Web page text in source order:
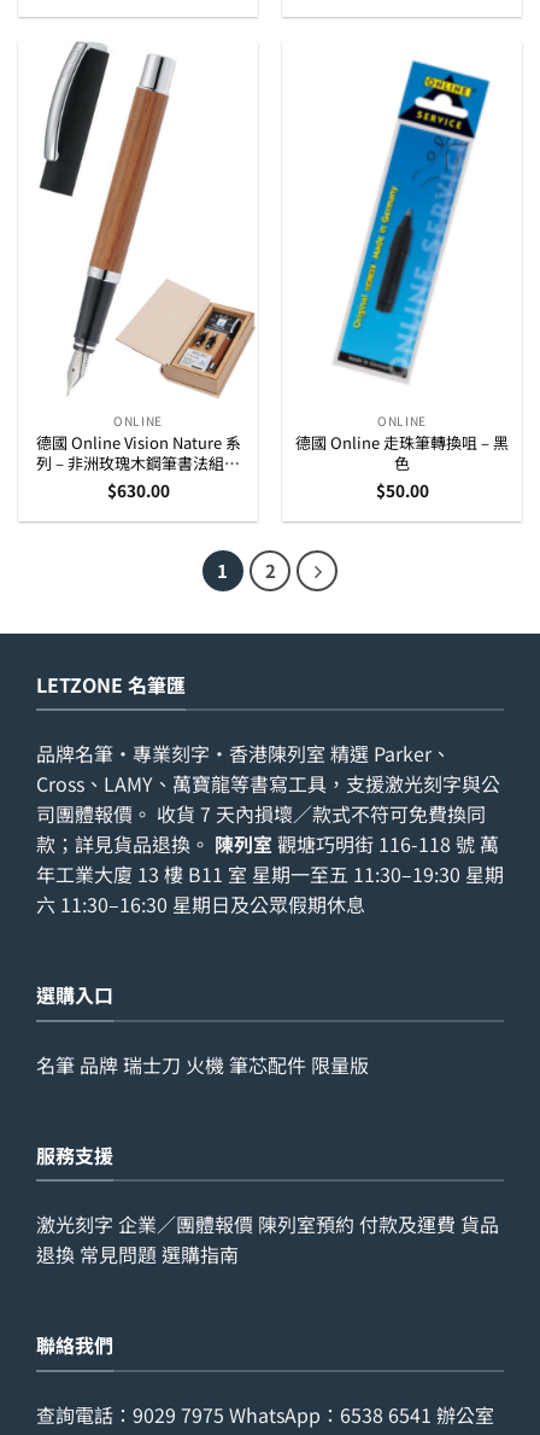
ONLINE
德國 Online Vision Nature 系
列 – 非洲玫瑰木鋼筆書法組合
(36785)
$630.00
ONLINE
德國 Online 走珠筆轉換咀 – 黑
色
$50.00
1 2
LETZONE 名筆匯
品牌名筆・專業刻字・香港陳列室 精選 Parker、
Cross、LAMY、萬寶龍等書寫工具，支援激光刻字與公
司團體報價。 收貨 7 天內損壞／款式不符可免費換同
款；詳見貨品退換 。 陳列室 觀塘巧明街 116-118 號 萬
年工業大廈 13 樓 B11 室 星期一至五 11:30–19:30 星期
六 11:30–16:30 星期日及公眾假期休息
選購入口
名筆 品牌瑞士刀 火機筆芯配件 限量版
服務支援
激光刻字 企業／團體報價 陳列室預約 付款及運費 貨品
退換 常見問題 選購指南
聯絡我們
查詢電話： 9029 7975 WhatsApp： 6538 6541 辦公室